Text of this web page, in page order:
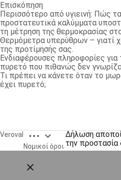
Επισκόπηση
Περισσότερο από υγιεινή: Πώς τα
προστατευτικά καλύμματα
τη μέτρηση της θερμοκρασίας
Θερμόμετρα υπερύθρων – γιατί
της προτίμησής σας.
Ενδιαφέρουσες πληροφορίες για
πυρετό που πιθανώς δεν
Τι πρέπει να κάνετε όταν το
έχει πυρετό;
Veroval Open breadcrumbs
Close breadcrumbs
Νομικοί όροι
Δήλωση
την